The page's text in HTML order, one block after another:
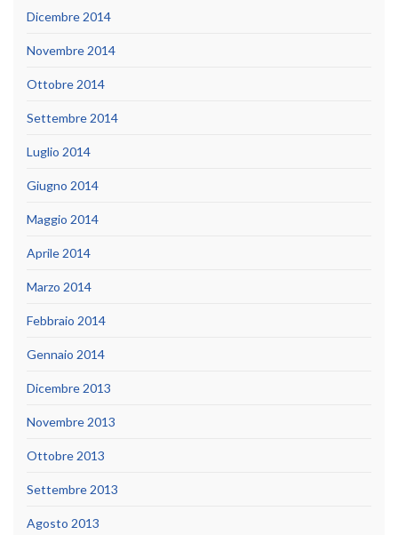
Dicembre 2014
Novembre 2014
Ottobre 2014
Settembre 2014
Luglio 2014
Giugno 2014
Maggio 2014
Aprile 2014
Marzo 2014
Febbraio 2014
Gennaio 2014
Dicembre 2013
Novembre 2013
Ottobre 2013
Settembre 2013
Agosto 2013